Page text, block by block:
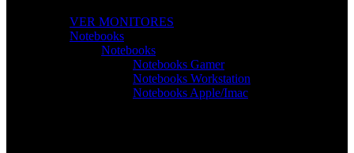
VER MONITORES
Notebooks
Notebooks
Notebooks Gamer
Notebooks Workstation
Notebooks Apple/Imac